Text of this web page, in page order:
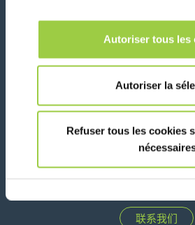
Autoriser tous les
Autoriser la
Refuser tous les cookies
联系我们